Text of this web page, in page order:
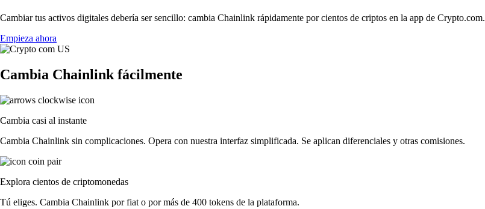
Cambiar tus activos digitales debería ser sencillo: cambia Chainlink rápidamente por cientos de criptos en la app de Crypto.com.
Empieza ahora
Cambia Chainlink fácilmente
Cambia casi al instante
Cambia Chainlink sin complicaciones. Opera con nuestra interfaz simplificada. Se aplican diferenciales y otras comisiones.
Explora cientos de criptomonedas
Tú eliges. Cambia Chainlink por fiat o por más de 400 tokens de la plataforma.